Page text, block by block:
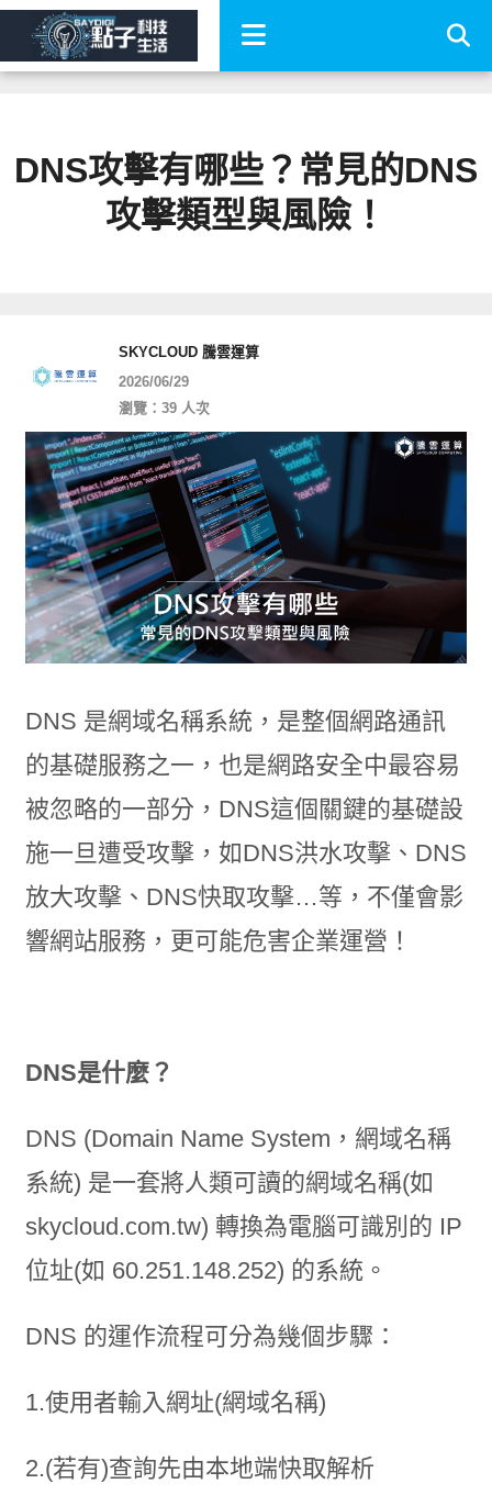
DNS攻擊有哪些？常見的DNS
攻擊類型與風險！
SKYCLOUD 騰雲運算
2026/06/29
瀏覽：39 人次
DNS 是網域名稱系統，是整個網路通訊
的基礎服務之一，也是網路安全中最容易
被忽略的一部分，DNS這個關鍵的基礎設
施一旦遭受攻擊，如DNS洪水攻擊、DNS
放大攻擊、DNS快取攻擊…等，不僅會影
響網站服務，更可能危害企業運營！
DNS是什麼？
DNS (Domain Name System，網域名稱
系統) 是一套將人類可讀的網域名稱(如
skycloud.com.tw) 轉換為電腦可識別的 IP
位址(如 60.251.148.252) 的系統。
DNS 的運作流程可分為幾個步驟：
1.使用者輸入網址(網域名稱)
2.(若有)查詢先由本地端快取解析